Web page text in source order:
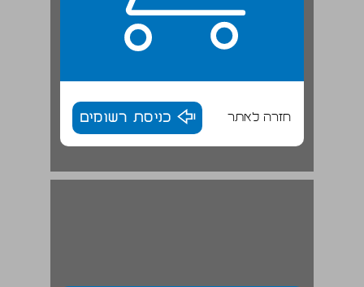
חזרה לאתר כניסת רשומים